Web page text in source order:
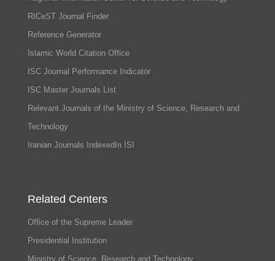
RICeST Journal Finder
Reference Generator
Islamic World Citation Office
ISC Journal Performance Indicator
ISC Master Journals List
Relevant Journals of the Ministry of Science, Research and
Technology
Iranian Journals IndexedIn ISI
Related Centers
Office of the Supreme Leader
Presidential Institution
Ministry of Science, Research and Technology